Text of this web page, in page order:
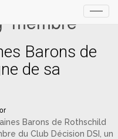
Barons de
de sa
Barons de Rothschild
du Club Décision DSI, un